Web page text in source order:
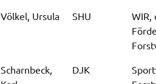
Völkel, Ursula SHU
WIR,
Scharnbeck,
DJK